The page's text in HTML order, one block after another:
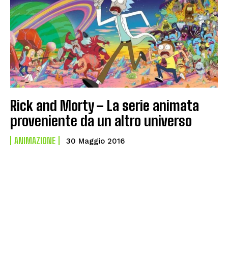
Rick and Morty – La serie animata
proveniente da un altro universo
ANIMAZIONE 30 Maggio 2016